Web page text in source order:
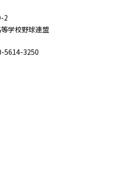
2
学校野球連盟
5614-3250